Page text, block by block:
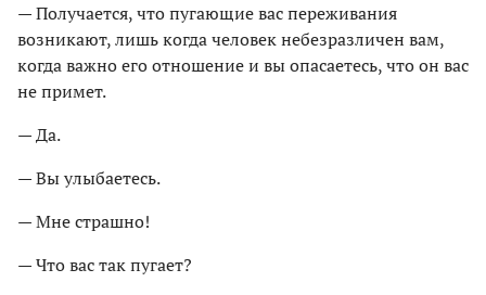
— Получается, что пугающие вас переживания
возникают, лишь когда человек небезразличен вам,
когда важно его отношение и вы опасаетесь, что он вас
не примет.
— Да.
— Вы улыбаетесь.
— Мне страшно!
— Что вас так пугает?